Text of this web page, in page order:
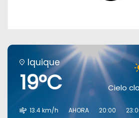
Iquique
19°C Cielo
13.4 km/h
AHORA 20:00